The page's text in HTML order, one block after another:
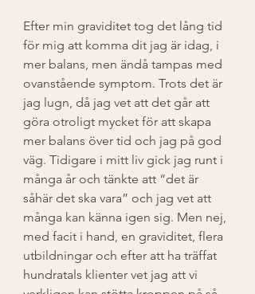
Efter min graviditet tog det lång tid
för mig att komma dit jag är idag, i
mer balans, men ändå tampas med
ovanstående symptom. Trots det är
jag lugn, då jag vet att det går att
göra otroligt mycket för att skapa
mer balans över tid och jag på god
väg. Tidigare i mitt liv gick jag runt i
många år och tänkte att “det är
såhär det ska vara” och jag vet att
många kan känna igen sig. Men nej,
med facit i hand, en graviditet, flera
utbildningar och efter att ha träffat
hundratals klienter vet jag att vi